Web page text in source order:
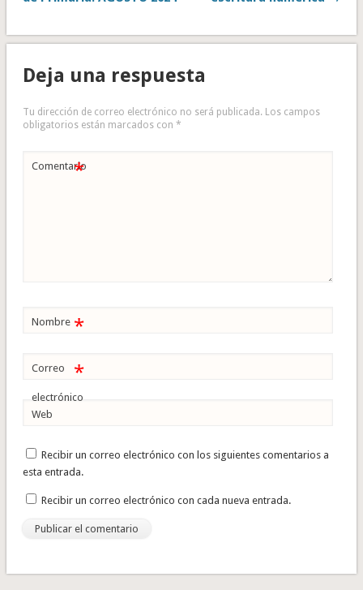
Deja una respuesta
Tu dirección de correo electrónico no será publicada. Los campos
obligatorios están marcados con *
Comentario
*
Nombre *
Correo
electrónico
*
Web
Recibir un correo electrónico con los siguientes comentarios a
esta entrada.
Recibir un correo electrónico con cada nueva entrada.